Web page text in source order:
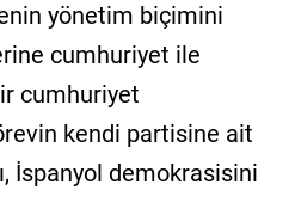
yönetim biçimini
cumhuriyet ile
cumhuriyet
kendi partisine ait
İspanyol demokrasisini